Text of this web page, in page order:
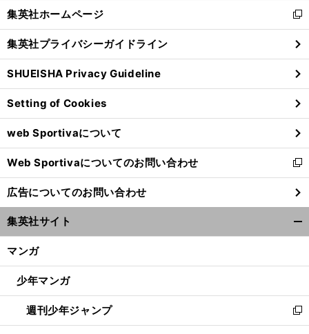
閉
る
集英社ホームページ
新
し
い
ウ
ィ
ン
ド
ウ
で
開
く
集英社プライバシーガイドライン
SHUEISHA Privacy Guideline
Setting of Cookies
web Sportivaについて
Web Sportivaについてのお問い合わせ
新
し
い
ウ
ィ
ン
ウ
開
く
広告についてのお問い合わせ
集英社サイト
マンガ
少年マンガ
週刊少年ジャンプ
新
し